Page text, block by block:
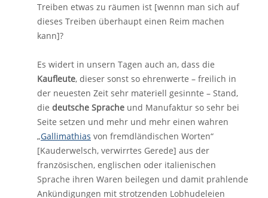
Treiben etwas zu räumen ist [wennn man sich auf
dieses Treiben überhaupt einen Reim machen
kann]?
Es widert in unsern Tagen auch an, dass die
Kaufleute, dieser sonst so ehrenwerte – freilich in
der neuesten Zeit sehr materiell gesinnte – Stand,
die deutsche Sprache und Manufaktur so sehr bei
Seite setzen und mehr und mehr einen wahren
„Gallimathias von fremdländischen Worten“
[Kauderwelsch, verwirrtes Gerede] aus der
französischen, englischen oder italienischen
Sprache ihren Waren beilegen und damit prahlende
Ankündigungen mit strotzenden Lobhudeleien